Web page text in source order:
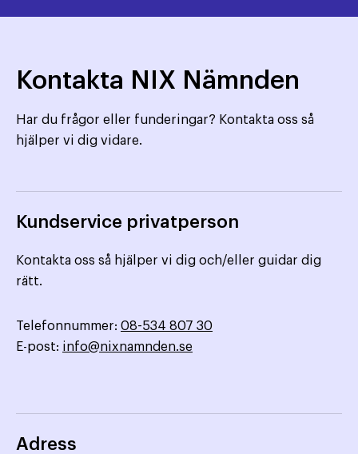
Kontakta NIX Nämnden
Har du frågor eller funderingar? Kontakta oss så
hjälper vi dig vidare.
Kundservice privatperson
Kontakta oss så hjälper vi dig och/eller guidar dig
rätt.
Telefonnummer: 08-534 807 30
E-post: info@nixnamnden.se
Adress